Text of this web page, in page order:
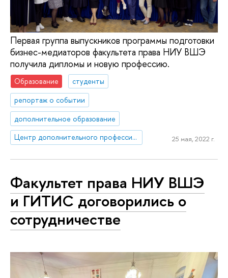
Первая группа выпускников программы подготовки
бизнес-медиаторов факультета права НИУ ВШЭ
получила дипломы и новую профессию.
Образование
студенты
репортаж о событии
дополнительное образование
Центр дополнительного профессионального образования
25 мая, 2022 г.
Факультет права НИУ ВШЭ
и ГИТИС договорились о
сотрудничестве